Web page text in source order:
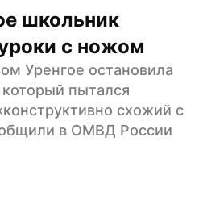
школьник
с ножом
Уренгое остановила
пытался
схожий с
в ОМВД России